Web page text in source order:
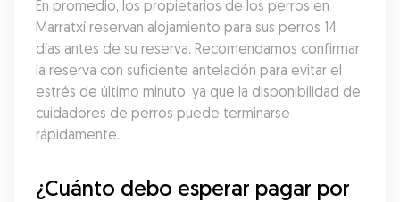
En promedio, los propietarios de los perros en
Marratxí reservan alojamiento para sus perros 14
días antes de su reserva. Recomendamos confirmar
la reserva con suficiente antelación para evitar el
estrés de último minuto, ya que la disponibilidad de
cuidadores de perros puede terminarse
rápidamente.
¿Cuánto debo esperar pagar por